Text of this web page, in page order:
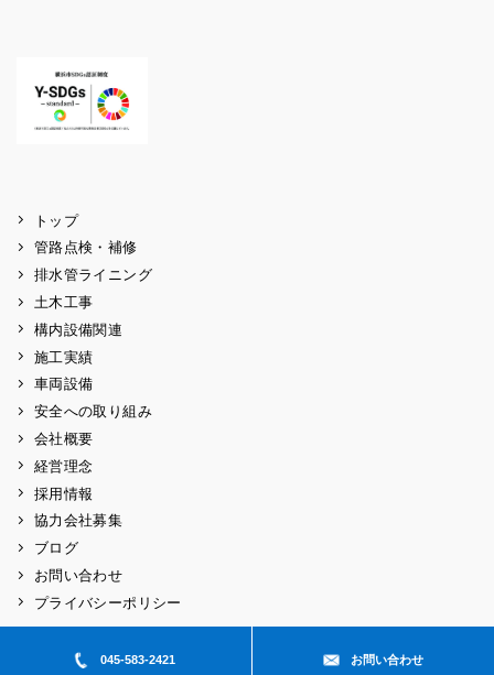
045-583-2421 お問い合わせ
トップ
管路点検・補修
排水管ライニング
土木工事
構内設備関連
施工実績
車両設備
安全への取り組み
会社概要
経営理念
採用情報
協力会社募集
ブログ
お問い合わせ
プライバシーポリシー
Copyright © 2026 ougiyakouji All rights reserved.